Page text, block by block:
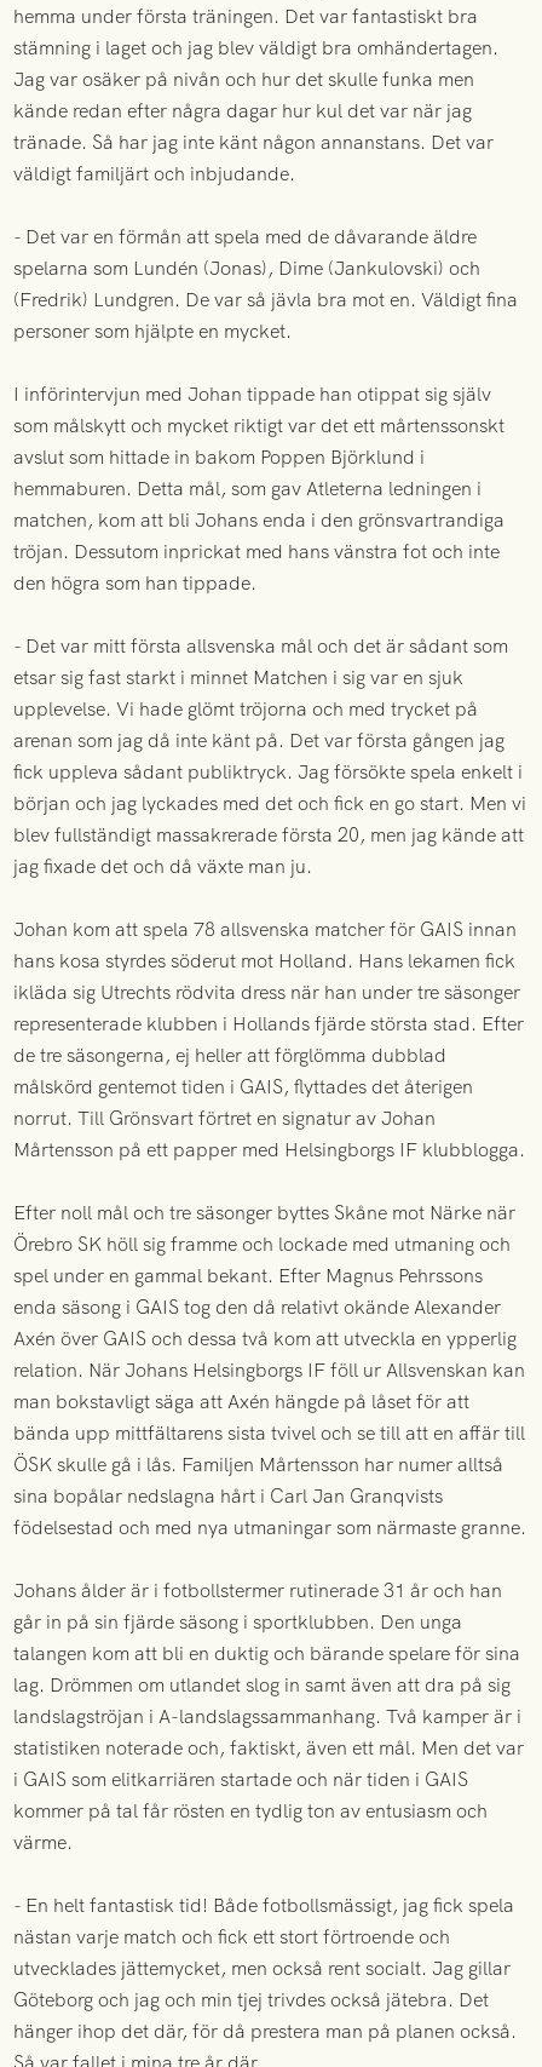
hemma under första träningen. Det var fantastiskt bra
stämning i laget och jag blev väldigt bra omhändertagen.
Jag var osäker på nivån och hur det skulle funka men
kände redan efter några dagar hur kul det var när jag
tränade. Så har jag inte känt någon annanstans. Det var
väldigt familjärt och inbjudande.
- Det var en förmån att spela med de dåvarande äldre
spelarna som Lundén (Jonas), Dime (Jankulovski) och
(Fredrik) Lundgren. De var så jävla bra mot en. Väldigt fina
personer som hjälpte en mycket.
I införintervjun med Johan tippade han otippat sig själv
som målskytt och mycket riktigt var det ett mårtenssonskt
avslut som hittade in bakom Poppen Björklund i
hemmaburen. Detta mål, som gav Atleterna ledningen i
matchen, kom att bli Johans enda i den grönsvartrandiga
tröjan. Dessutom inprickat med hans vänstra fot och inte
den högra som han tippade.
- Det var mitt första allsvenska mål och det är sådant som
etsar sig fast starkt i minnet Matchen i sig var en sjuk
upplevelse. Vi hade glömt tröjorna och med trycket på
arenan som jag då inte känt på. Det var första gången jag
fick uppleva sådant publiktryck. Jag försökte spela enkelt i
början och jag lyckades med det och fick en go start. Men vi
blev fullständigt massakrerade första 20, men jag kände att
jag fixade det och då växte man ju.
Johan kom att spela 78 allsvenska matcher för GAIS innan
hans kosa styrdes söderut mot Holland. Hans lekamen fick
ikläda sig Utrechts rödvita dress när han under tre säsonger
representerade klubben i Hollands fjärde största stad. Efter
de tre säsongerna, ej heller att förglömma dubblad
målskörd gentemot tiden i GAIS, flyttades det återigen
norrut. Till Grönsvart förtret en signatur av Johan
Mårtensson på ett papper med Helsingborgs IF klubblogga.
Efter noll mål och tre säsonger byttes Skåne mot Närke när
Örebro SK höll sig framme och lockade med utmaning och
spel under en gammal bekant. Efter Magnus Pehrssons
enda säsong i GAIS tog den då relativt okände Alexander
Axén över GAIS och dessa två kom att utveckla en ypperlig
relation. När Johans Helsingborgs IF föll ur Allsvenskan kan
man bokstavligt säga att Axén hängde på låset för att
bända upp mittfältarens sista tvivel och se till att en affär till
ÖSK skulle gå i lås. Familjen Mårtensson har numer alltså
sina bopålar nedslagna hårt i Carl Jan Granqvists
födelsestad och med nya utmaningar som närmaste granne.
Johans ålder är i fotbollstermer rutinerade 31 år och han
går in på sin fjärde säsong i sportklubben. Den unga
talangen kom att bli en duktig och bärande spelare för sina
lag. Drömmen om utlandet slog in samt även att dra på sig
landslagströjan i A-landslagssammanhang. Två kamper är i
statistiken noterade och, faktiskt, även ett mål. Men det var
i GAIS som elitkarriären startade och när tiden i GAIS
kommer på tal får rösten en tydlig ton av entusiasm och
värme.
- En helt fantastisk tid! Både fotbollsmässigt, jag fick spela
nästan varje match och fick ett stort förtroende och
utvecklades jättemycket, men också rent socialt. Jag gillar
Göteborg och jag och min tjej trivdes också jätebra. Det
hänger ihop det där, för då prestera man på planen också.